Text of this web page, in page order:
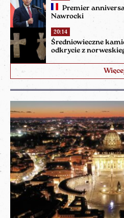
Premier
Nawrocki
20:14
Średniowieczne
odkrycie z